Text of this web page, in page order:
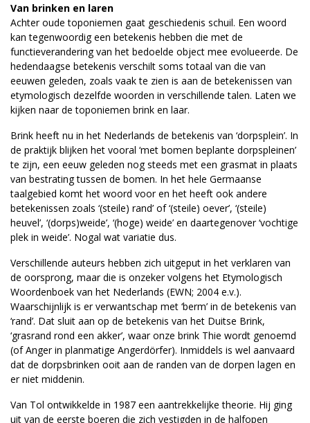
Van brinken en laren
Achter oude toponiemen gaat geschiedenis schuil. Een woord
kan tegenwoordig een betekenis hebben die met de
functieverandering van het bedoelde object mee evolueerde. De
hedendaagse betekenis verschilt soms totaal van die van
eeuwen geleden, zoals vaak te zien is aan de betekenissen van
etymologisch dezelfde woorden in verschillende talen. Laten we
kijken naar de toponiemen brink en laar.
Brink heeft nu in het Nederlands de betekenis van ‘dorpsplein’. In
de praktijk blijken het vooral ‘met bomen beplante dorpspleinen’
te zijn, een eeuw geleden nog steeds met een grasmat in plaats
van bestrating tussen de bomen. In het hele Germaanse
taalgebied komt het woord voor en het heeft ook andere
betekenissen zoals ‘(steile) rand’ of ‘(steile) oever’, ‘(steile)
heuvel’, ‘(dorps)weide’, ‘(hoge) weide’ en daartegenover ‘vochtige
plek in weide’. Nogal wat variatie dus.
Verschillende auteurs hebben zich uitgeput in het verklaren van
de oorsprong, maar die is onzeker volgens het Etymologisch
Woordenboek van het Nederlands (EWN; 2004 e.v.).
Waarschijnlijk is er verwantschap met ‘berm’ in de betekenis van
‘rand’. Dat sluit aan op de betekenis van het Duitse Brink,
‘grasrand rond een akker’, waar onze brink Thie wordt genoemd
(of Anger in planmatige Angerdörfer). Inmiddels is wel aanvaard
dat de dorpsbrinken ooit aan de randen van de dorpen lagen en
er niet middenin.
Van Tol ontwikkelde in 1987 een aantrekkelijke theorie. Hij ging
uit van de eerste boeren die zich vestigden in de halfopen